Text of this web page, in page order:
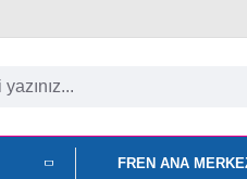
FREN ANA